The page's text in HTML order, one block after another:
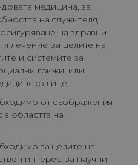
медицина, за
на служителя,
на здравни
лечение, за целите на
и системите за
грижи, или
лице;
от съображения
областта на
за целите на
интерес, за научни